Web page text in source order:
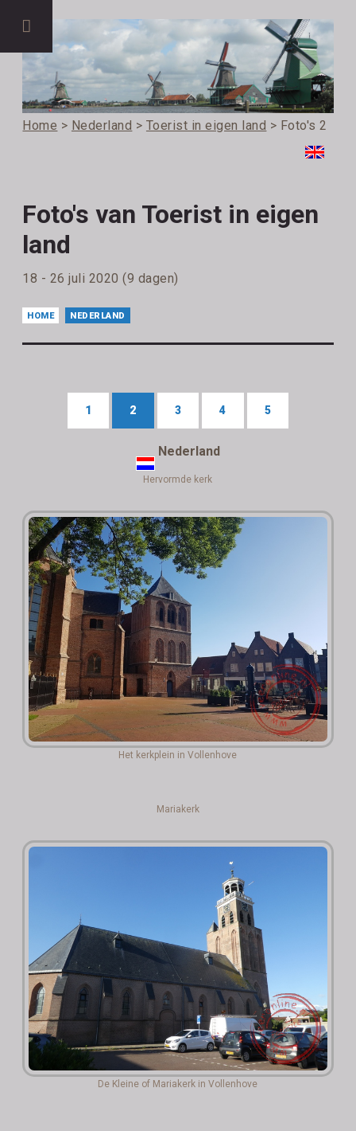
Home > Nederland > Toerist in eigen land > Foto's 2
Foto's van Toerist in eigen
land
18 - 26 juli 2020 (9 dagen)
HOME NEDERLAND
1 2 3 4 5
Nederland
Hervormde kerk
Het kerkplein in Vollenhove
Mariakerk
De Kleine of Mariakerk in Vollenhove